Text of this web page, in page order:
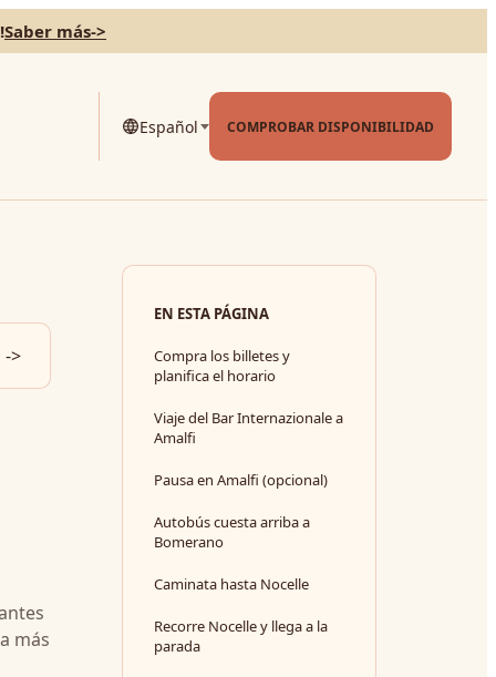
Saber más->
Español COMPROBAR DISPONIBILIDAD
->
más
EN ESTA PÁGINA
Compra los billetes y
planifica el horario
Viaje del Bar Internazionale a
Amalfi
Pausa en Amalfi (opcional)
Autobús cuesta arriba a
Bomerano
Caminata hasta Nocelle
Recorre Nocelle y llega a la
parada